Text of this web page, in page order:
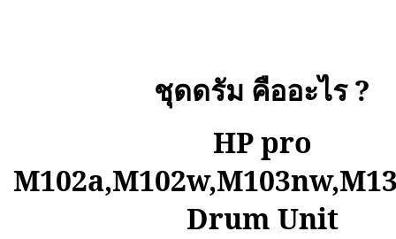
ชุดดรัม คืออะไร?
HP pro
Drum Unit